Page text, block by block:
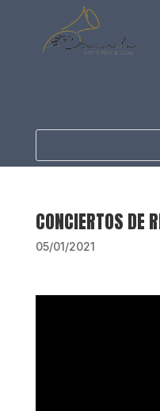
CONCIERTOS DE
05/01/2021